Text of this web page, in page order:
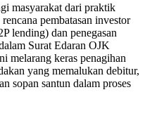
masyarakat dari praktik
pembatasan investor
lending) dan penegasan
Surat Edaran OJK
melarang keras penagihan
yang memalukan debitur,
sopan santun dalam proses